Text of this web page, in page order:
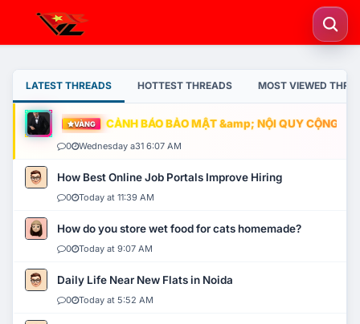
LATEST THREADS HOTTEST THREADS MOST VIEWED
VÀNG CẢNH BÁO BẢO MẬT &amp; NỘI QUY CỘNG
0 Wednesday a31 6:07 AM
How Best Online Job Portals Improve Hiring
0 Today at 11:39 AM
How do you store wet food for cats homemade?
0 Today at 9:07 AM
Daily Life Near New Flats in Noida
0 Today at 5:52 AM